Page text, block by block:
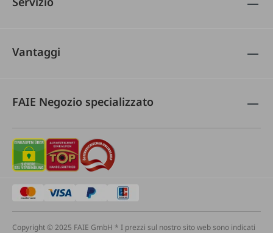
Vantaggi
FAIE Negozio specializzato
Copyright © 2025 FAIE GmbH * I prezzi sul nostro sito web sono indicati